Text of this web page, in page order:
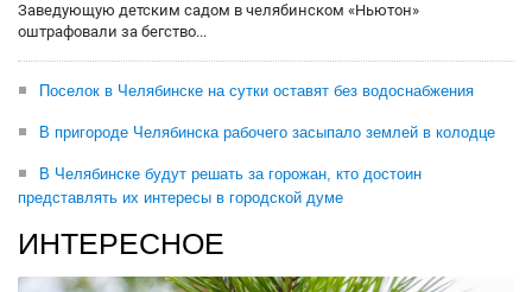
Заведующую детским садом в челябинском «Ньютон»
оштрафовали за бегство...
Поселок в Челябинске на сутки оставят без водоснабжения
В пригороде Челябинска рабочего засыпало землей в колодце
В Челябинске будут решать за горожан, кто достоин
представлять их интересы в городской думе
ИНТЕРЕСНОЕ